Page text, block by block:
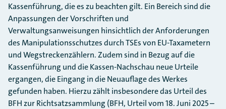
Kassenführung, die es zu beachten gilt. Ein Bereich sind die
Anpassungen der Vorschriften und
Verwaltungsanweisungen hinsichtlich der Anforderungen
des Manipulationsschutzes durch TSEs von EU-Taxametern
und Wegstreckenzählern. Zudem sind in Bezug auf die
Kassenführung und die Kassen-Nachschau neue Urteile
ergangen, die Eingang in die Neuauflage des Werkes
gefunden haben. Hierzu zählt insbesondere das Urteil des
BFH zur Richtsatzsammlung (BFH, Urteil vom 18. Juni 2025 –